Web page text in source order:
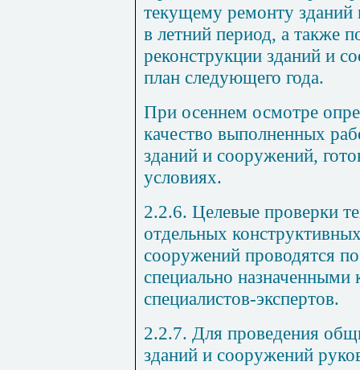
текущему ремонту
в летний период, а также
реконструкции зданий и
план следующего года.
При осеннем осмотре
качество выполненных
зданий и сооружений,
условиях.
2.2.6. Целевые проверки
отдельных
сооружений проводятся
специально
специалистов-экспертов.
2.2.7. Для проведения
зданий и сооружений